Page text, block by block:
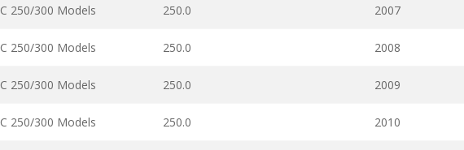
250/300 Models 250.0 2007
250/300 Models 250.0 2008
250/300 Models 250.0 2009
250/300 Models 250.0 2010